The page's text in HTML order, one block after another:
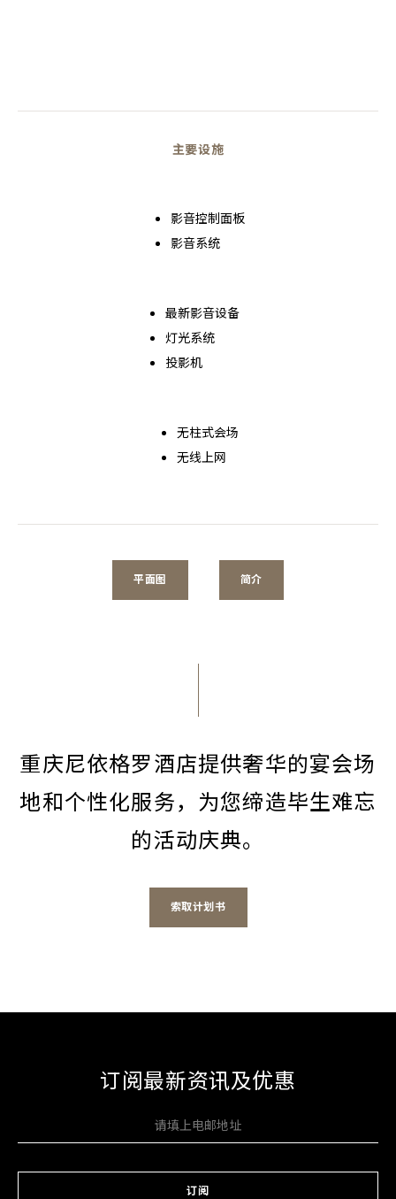
主要设施
影音控制面板
影音系统
最新影音设备
灯光系统
投影机
无柱式会场
无线上网
平面图 简介
重庆尼依格罗酒店提供奢华的宴会场
地和个性化服务，为您缔造毕生难忘
的活动庆典。
索取计划书
订阅最新资讯及优惠
订阅